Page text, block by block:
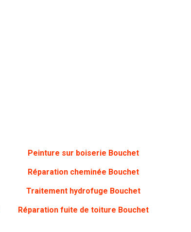
Peinture sur boiserie Bouchet
Réparation cheminée Bouchet
Traitement hydrofuge Bouchet
Réparation fuite de toiture Bouchet